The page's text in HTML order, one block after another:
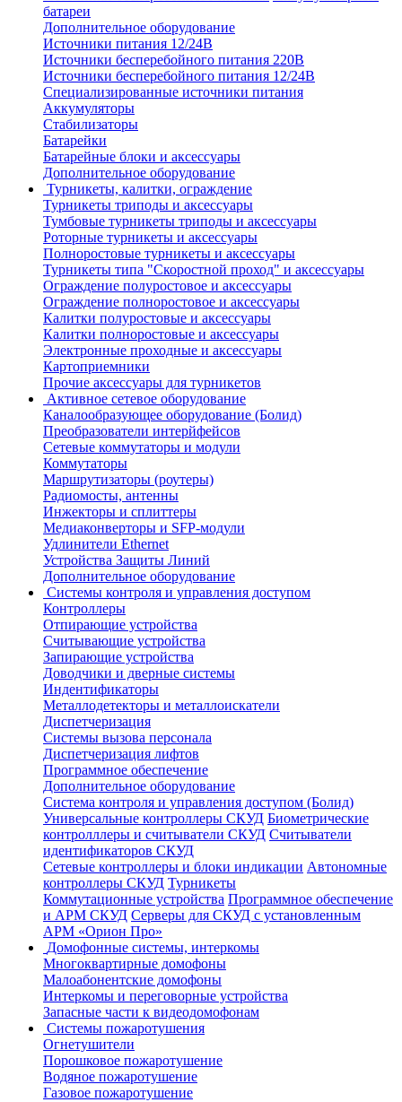
батареи
Дополнительное оборудование
Источники питания 12/24В
Источники бесперебойного питания 220В
Источники бесперебойного питания 12/24В
Специализированные источники питания
Аккумуляторы
Стабилизаторы
Батарейки
Батарейные блоки и аксессуары
Дополнительное оборудование
Турникеты, калитки, ограждение
Турникеты триподы и аксессуары
Тумбовые турникеты триподы и аксессуары
Роторные турникеты и аксессуары
Полноростовые турникеты и аксессуары
Турникеты типа "Скоростной проход" и аксессуары
Ограждение полуростовое и аксессуары
Ограждение полноростовое и аксессуары
Калитки полуростовые и аксессуары
Калитки полноростовые и аксессуары
Электронные проходные и аксессуары
Картоприемники
Прочие аксессуары для турникетов
Активное сетевое оборудование
Каналообразующее оборудование (Болид)
Преобразователи интерйфейсов
Сетевые коммутаторы и модули
Коммутаторы
Маршрутизаторы (роутеры)
Радиомосты, антенны
Инжекторы и сплиттеры
Медиаконверторы и SFP-модули
Удлинители Ethernet
Устройства Защиты Линий
Дополнительное оборудование
Системы контроля и управления доступом
Контроллеры
Отпирающие устройства
Считывающие устройства
Запирающие устройства
Доводчики и дверные системы
Индентификаторы
Металлодетекторы и металлоискатели
Диспетчеризация
Системы вызова персонала
Диспетчеризация лифтов
Программное обеспечение
Дополнительное оборудование
Система контроля и управления доступом (Болид)
Универсальные контроллеры СКУД Биометрические
контролллеры и считыватели СКУД Считыватели
идентификаторов СКУД
Сетевые контроллеры и блоки индикации Автономные
контроллеры СКУД Турникеты
Коммутационные устройства Программное обеспечение
и АРМ СКУД Серверы для СКУД с установленным
АРМ «Орион Про»
Домофонные системы, интеркомы
Многоквартирные домофоны
Малоабонентские домофоны
Интеркомы и переговорные устройства
Запасные части к видеодомофонам
Системы пожаротушения
Огнетушители
Порошковое пожаротушение
Водяное пожаротушение
Газовое пожаротушение